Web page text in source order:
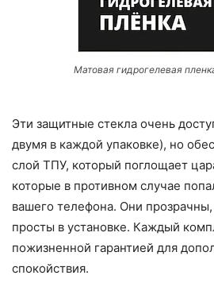
Матовая гидрогелевая
Эти защитные стекла очень
двумя в каждой упаковке), но
слой ТПУ, который поглощает
которые в противном случае
вашего телефона. Они
просты в установке. Каждый
пожизненной гарантией для
спокойствия.